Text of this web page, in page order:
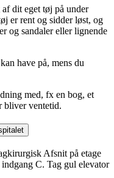
dit eget tøj på under
er rent og sidder løst, og
og sandaler eller lignende
have på, mens du
med, fx en bog, et
bliver ventetid.
Afsnit på etage
C. Tag gul elevator